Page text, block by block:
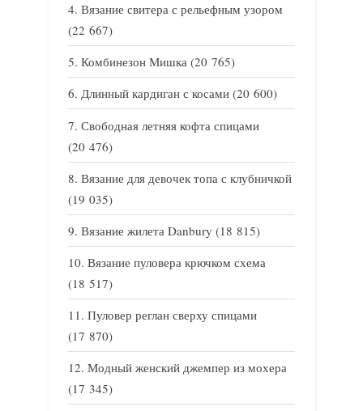
Вязание свитера с рельефным узором
(22 667)
Комбинезон Мишка (20 765)
Длинный кардиган с косами (20 600)
Свободная летняя кофта спицами
(20 476)
Вязание для девочек топа с клубничкой
(19 035)
Вязание жилета Danbury (18 815)
Вязание пуловера крючком схема
(18 517)
Пуловер реглан сверху спицами
(17 870)
Модный женский джемпер из мохера
(17 345)